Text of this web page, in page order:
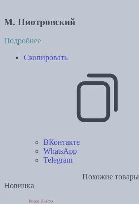
М. Пиотровский
Подробнее
Скопировать
ВКонтакте
WhatsApp
Telegram
Похожие товары
Новинка